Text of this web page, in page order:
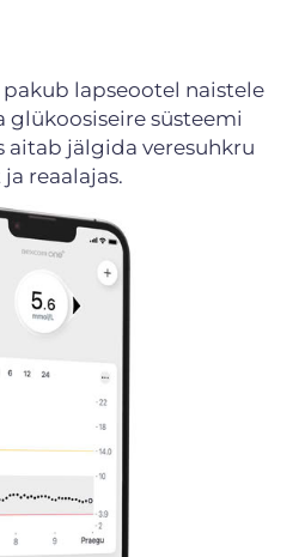
lapseootel naistele
glükoosiseire süsteemi
aitab jälgida veresuhkru
reaalajas.